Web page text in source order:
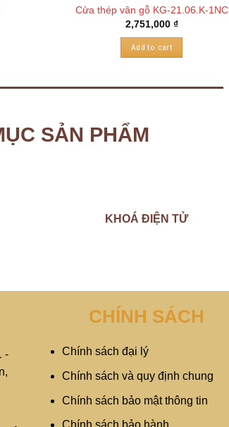
Cửa thép vân gỗ KG-21.06.K-1NC
2,751,000 ₫
Add to cart
SẢN PHẨM
KHOÁ ĐIỆN TỬ
-
CHÍNH SÁCH
Chính sách đại lý
Chính sách và quy định chung
Chính sách bảo mật thông tin